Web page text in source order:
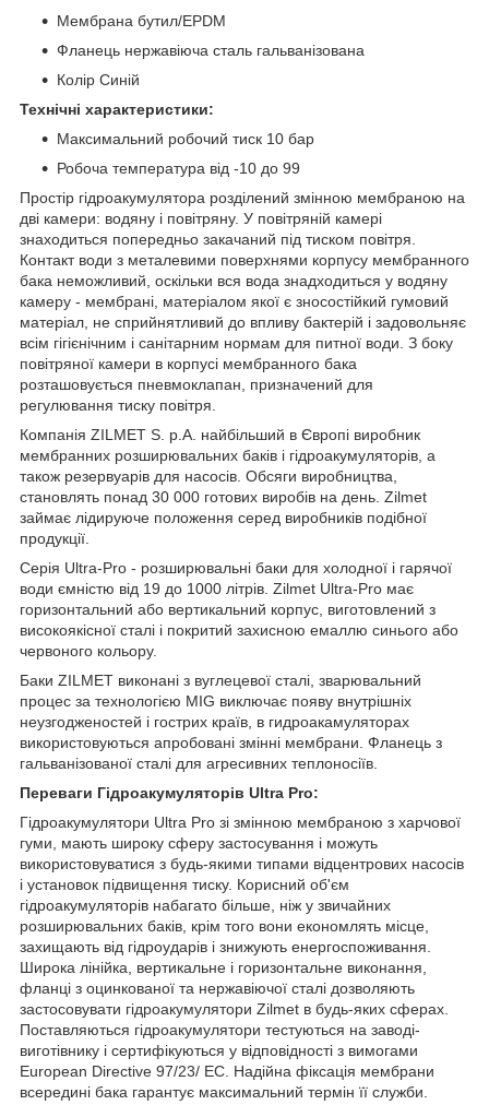
Мембрана бутил/EPDM
Фланець нержавіюча сталь гальванізована
Колір Синій
Технічні характеристики:
Максимальний робочий тиск 10 бар
Робоча температура від -10 до 99
Простір гідроакумулятора розділений змінною мембраною на
дві камери: водяну і повітряну. У повітряній камері
знаходиться попередньо закачаний під тиском повітря.
Контакт води з металевими поверхнями корпусу мембранного
бака неможливий, оскільки вся вода знадходиться у водяну
камеру - мембрані, матеріалом якої є зносостійкий гумовий
матеріал, не сприйнятливий до впливу бактерій і задовольняє
всім гігієнічним і санітарним нормам для питної води. З боку
повітряної камери в корпусі мембранного бака
розташовується пневмоклапан, призначений для
регулювання тиску повітря.
Компанія ZILMET S. p.A. найбільший в Європі виробник
мембранних розширювальних баків і гідроакумуляторів, а
також резервуарів для насосів. Обсяги виробництва,
становлять понад 30 000 готових виробів на день. Zilmet
займає лідируюче положення серед виробників подібної
продукції.
Серія Ultra-Pro - розширювальні баки для холодної і гарячої
води ємністю від 19 до 1000 літрів. Zilmet Ultra-Pro має
горизонтальний або вертикальний корпус, виготовлений з
високоякісної сталі і покритий захисною емаллю синього або
червоного кольору.
Баки ZILMET виконані з вуглецевої сталі, зварювальний
процес за технологією MIG виключає появу внутрішніх
неузгодженостей і гострих країв, в гидроакамуляторах
використовуються апробовані змінні мембрани. Фланець з
гальванізованої сталі для агресивних теплоносіїв.
Переваги Гідроакумуляторів Ultra Pro:
Гідроакумулятори Ultra Pro зі змінною мембраною з харчової
гуми, мають широку сферу застосування і можуть
використовуватися з будь-якими типами відцентрових насосів
і установок підвищення тиску. Корисний об'єм
гідроакумуляторів набагато більше, ніж у звичайних
розширювальних баків, крім того вони економлять місце,
захищають від гідроударів і знижують енергоспоживання.
Широка лінійка, вертикальне і горизонтальне виконання,
фланці з оцинкованої та нержавіючої сталі дозволяють
застосовувати гідроакумулятори Zilmet в будь-яких сферах.
Поставляються гідроакумулятори тестуються на заводі-
виготівнику і сертифікуються у відповідності з вимогами
European Directive 97/23/ EC. Надійна фіксація мембрани
всередині бака гарантує максимальний термін її служби.